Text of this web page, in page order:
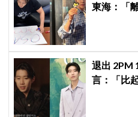
東海：「
退出 2PM
言：「比